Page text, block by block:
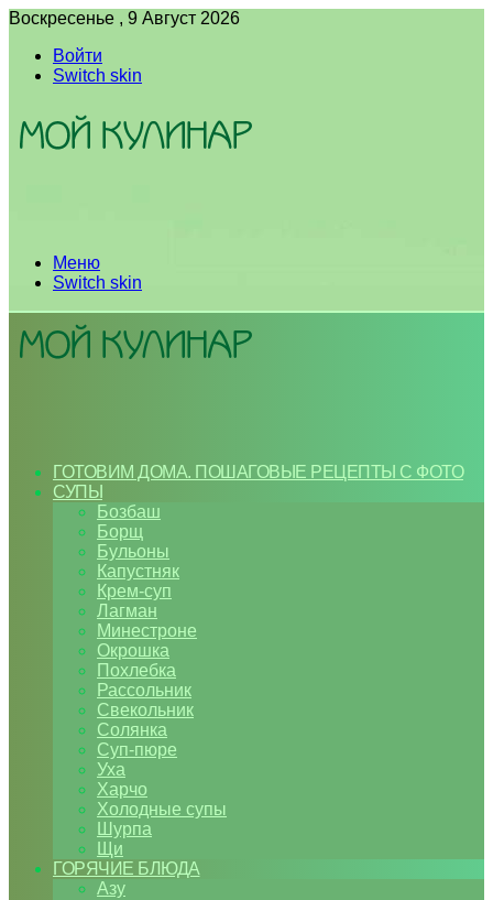
Воскресенье , 9 Август 2026
Войти
Switch skin
Меню
Switch skin
ГОТОВИМ ДОМА. ПОШАГОВЫЕ РЕЦЕПТЫ С ФОТО
СУПЫ
Бозбаш
Борщ
Бульоны
Капустняк
Крем-суп
Лагман
Минестроне
Окрошка
Похлебка
Рассольник
Свекольник
Солянка
Суп-пюре
Уха
Харчо
Холодные супы
Шурпа
Щи
ГОРЯЧИЕ БЛЮДА
Азу